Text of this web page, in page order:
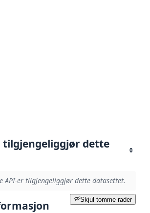
tilgjengeliggjør dette
0
API-er tilgjengeliggjør dette datasettet.
Skjul tomme rader